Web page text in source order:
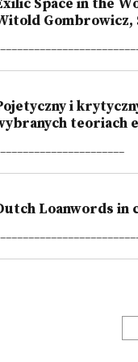
Space in the
Gombrowicz,
i
teoriach
Loanwords in